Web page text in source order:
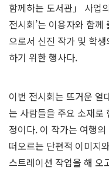
함께하는 도서관」 사업
전시회’는 이용자와 함
으로서 신진 작가 및 학
하기 위한 행사다.
이번 전시회는 뜨거운 열
는 사람들을 주요 소재로
정이다. 이 작가는 여행
떠오르는 단편적 이미지
스트레이션 작업을 해 오